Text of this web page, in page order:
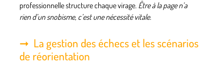
professionnelle structure chaque virage. Être à la page n’a
rien d’un snobisme, c’est une nécessité vitale.
La gestion des échecs et les scénarios
de réorientation